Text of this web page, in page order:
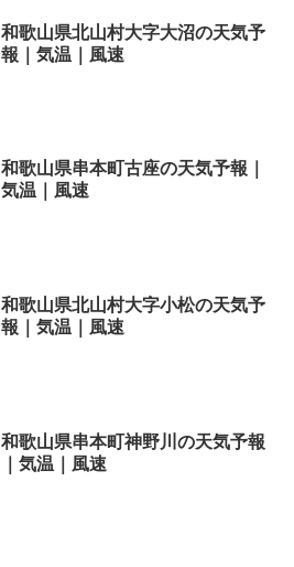
和歌山県北山村大字大沼の天気予
報｜気温｜風速
和歌山県串本町古座の天気予報｜
気温｜風速
和歌山県北山村大字小松の天気予
報｜気温｜風速
和歌山県串本町神野川の天気予報
｜気温｜風速